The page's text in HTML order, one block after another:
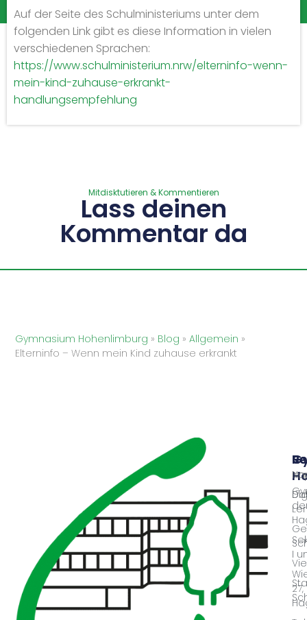
Auf der Seite des Schulministeriums unter dem
folgenden Link gibt es diese Information in vielen
verschiedenen Sprachen:
https://www.schulministerium.nrw/elterninfo-wenn-
mein-kind-zuhause-erkrankt-
handlungsempfehlung
Mitdisktutieren & Kommentieren
Lass deinen
Kommentar da
Gymnasium Hohenlimburg » Blog »Allgemein »
Elterninfo – Wenn mein Kind zuhause erkrankt
I
27,